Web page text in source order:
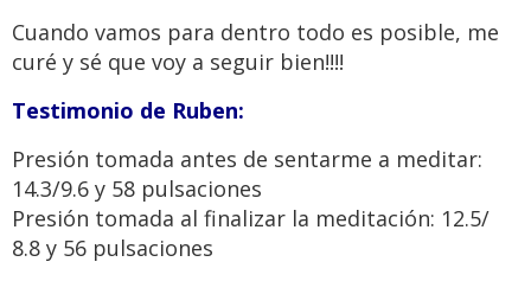
Cuando vamos para dentro todo es posible, me
curé y sé que voy a seguir bien!!!!
Testimonio de Ruben:
Presión tomada antes de sentarme a meditar:
14.3/9.6 y 58 pulsaciones
Presión tomada al finalizar la meditación: 12.5/
8.8 y 56 pulsaciones